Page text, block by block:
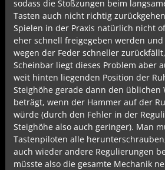
sodass die Stoßzungen beim
Tasten auch nicht richtig
Spielen in der Praxis natürlich nicht
eher schnell freigegeben werden
wegen der Feder schneller
Scheinbar liegt dieses Problem aber
weit hinten liegenden Position der
Steighöhe gerade dann den üblichen
beträgt, wenn der Hammer auf der
würde (durch den Fehler in der
Steighöhe also auch geringer). Man
Tastenpiloten alle
auch wieder andere Regulierungen
müsste also die gesamte Mechanik